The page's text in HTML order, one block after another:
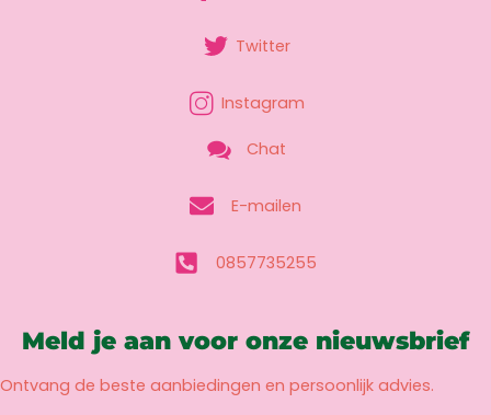
Twitter
Instagram
Chat
E-mailen
0857735255
Meld je aan voor onze nieuwsbrief
Ontvang de beste aanbiedingen en persoonlijk advies.